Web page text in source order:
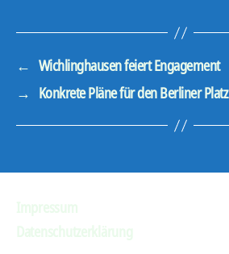
← Wichlinghausen feiert Engagement
→ Konkrete Pläne für den Berliner Platz